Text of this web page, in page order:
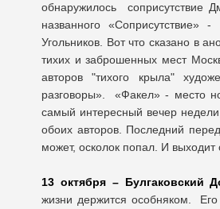
обнаружилось соприсутствие
названного
Угольников. Вот что сказано в
тихих и заброшенных мест
авторов "тихого крыла"
разговоры». «Факел» - место
самый интересный вечер
обоих авторов. Последний
может, осколок попал. И
13 октября – Булгаковский
жизни держится особняком. Его